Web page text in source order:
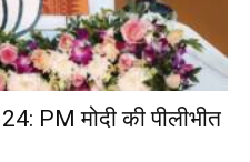
PM मोदी की पीलीभीत